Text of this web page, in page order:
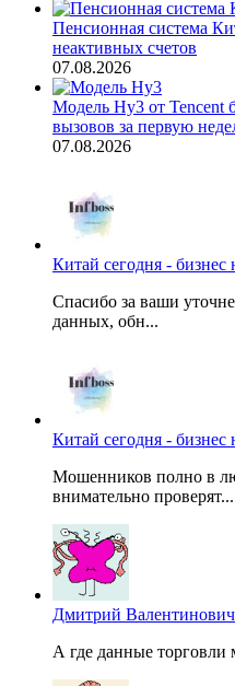
Пенсионная система
неактивных счетов
07.08.2026
Модель Hy3 от Tencent
вызовов за первую
07.08.2026
Китай сегодня - бизнес
Спасибо за ваши
данных, обн...
Китай сегодня - бизнес
Мошенников полно в
внимательно проверят...
Дмитрий Валентинович
А где данные